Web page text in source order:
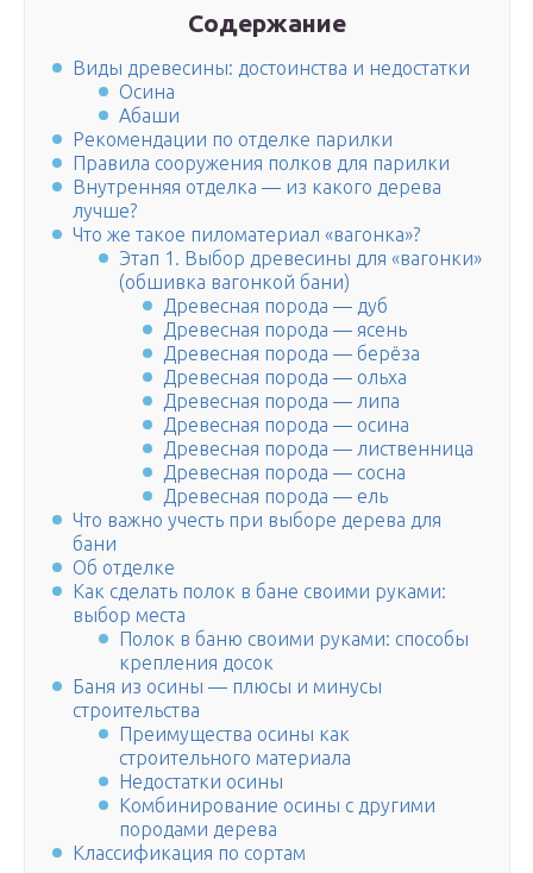
Содержание
Виды древесины: достоинства и недостатки
Осина
Абаши
Рекомендации по отделке парилки
Правила сооружения полков для парилки
Внутренняя отделка — из какого дерева
лучше?
Что же такое пиломатериал «вагонка»?
Этап 1. Выбор древесины для «вагонки»
(обшивка вагонкой бани)
Древесная порода — дуб
Древесная порода — ясень
Древесная порода — берёза
Древесная порода — ольха
Древесная порода — липа
Древесная порода — осина
Древесная порода — лиственница
Древесная порода — сосна
Древесная порода — ель
Что важно учесть при выборе дерева для
бани
Об отделке
Как сделать полок в бане своими руками:
выбор места
Полок в баню своими руками: способы
крепления досок
Баня из осины — плюсы и минусы
строительства
Преимущества осины как
строительного материала
Недостатки осины
Комбинирование осины с другими
породами дерева
Классификация по сортам